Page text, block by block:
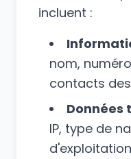
incluent :
nom,
contacts
Données
IP, type de